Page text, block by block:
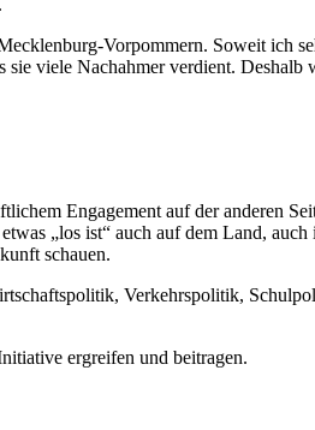
Vorpommern. Soweit ich
viele Nachahmer verdient. Deshalb
Engagement auf der anderen
„los ist“ auch auf dem Land,
schauen.
Verkehrspolitik,
ergreifen und beitragen.